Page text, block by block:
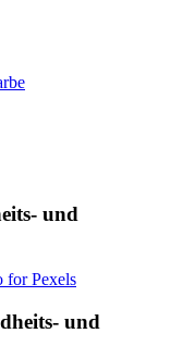
und
und